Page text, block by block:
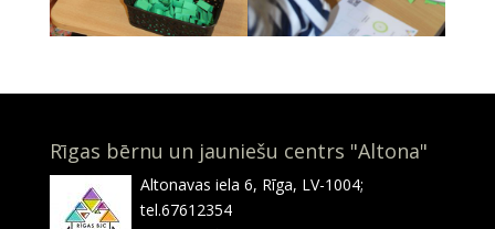
Rīgas bērnu un jauniešu centrs "Altona"
Altonavas iela 6, Rīga, LV-1004;
tel.67612354